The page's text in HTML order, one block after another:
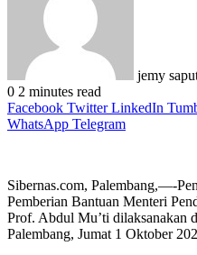
jemy
0 2 minutes read
Facebook Twitter LinkedIn
WhatsApp Telegram
Sibernas.com, Palembang,—-
Pemberian Bantuan Menteri
Prof. Abdul Mu’ti dilaksanakan
Palembang, Jumat 1 Oktober